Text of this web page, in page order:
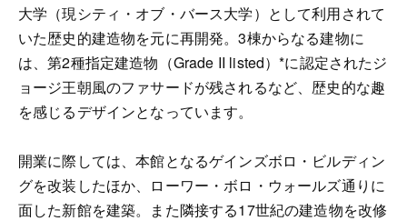
大学（現シティ・オブ・バース大学）として利用されて
いた歴史的建造物を元に再開発。3棟からなる建物に
は、第2種指定建造物（Grade II listed）*に認定されたジ
ョージ王朝風のファサードが残されるなど、歴史的な趣
を感じるデザインとなっています。
開業に際しては、本館となるゲインズボロ・ビルディン
グを改装したほか、ローワー・ボロ・ウォールズ通りに
面した新館を建築。また隣接する17世紀の建造物を改修